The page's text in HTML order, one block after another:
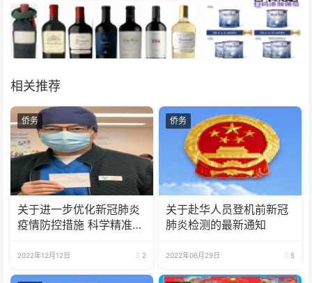
相关推荐
侨务
关于进一步优化新冠肺炎
疫情防控措施 科学精准做
2022年12月12日 2
侨务
关于赴华人员登机前新冠
肺炎检测的最新通知
2022年06月29日 5